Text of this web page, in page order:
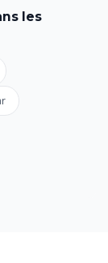
les